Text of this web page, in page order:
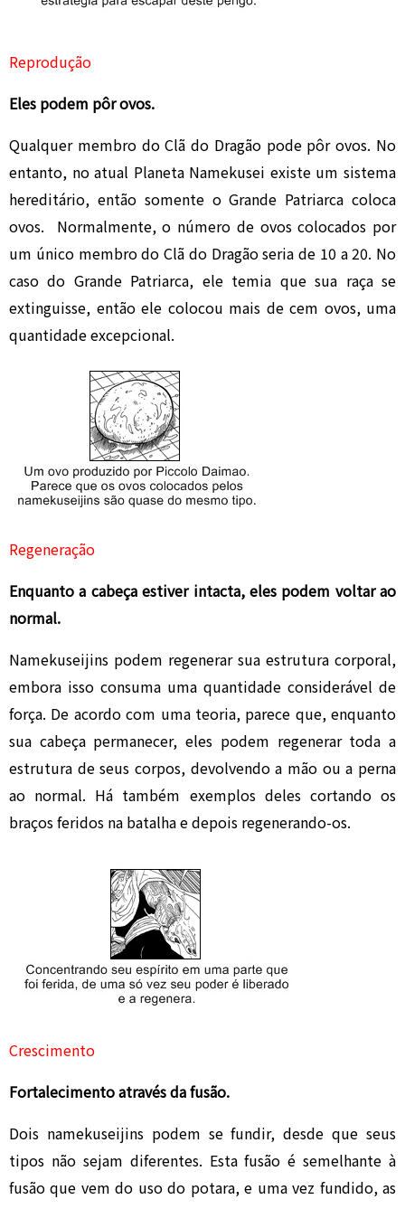
Reprodução
Eles podem pôr ovos.
Qualquer membro do Clã do Dragão pode pôr ovos. No
entanto, no atual Planeta Namekusei existe um sistema
hereditário, então somente o Grande Patriarca coloca
ovos. Normalmente, o número de ovos colocados por
um único membro do Clã do Dragão seria de 10 a 20. No
caso do Grande Patriarca, ele temia que sua raça se
extinguisse, então ele colocou mais de cem ovos, uma
quantidade excepcional.
Regeneração
Enquanto a cabeça estiver intacta, eles podem voltar ao
normal.
Namekuseijins podem regenerar sua estrutura corporal,
embora isso consuma uma quantidade considerável de
força. De acordo com uma teoria, parece que, enquanto
sua cabeça permanecer, eles podem regenerar toda a
estrutura de seus corpos, devolvendo a mão ou a perna
ao normal. Há também exemplos deles cortando os
braços feridos na batalha e depois regenerando-os.
Crescimento
Fortalecimento através da fusão.
Dois namekuseijins podem se fundir, desde que seus
tipos não sejam diferentes. Esta fusão é semelhante à
fusão que vem do uso do potara, e uma vez fundido, as